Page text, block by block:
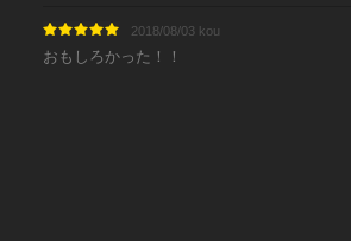
2018/08/03 kou
おもしろかった！！